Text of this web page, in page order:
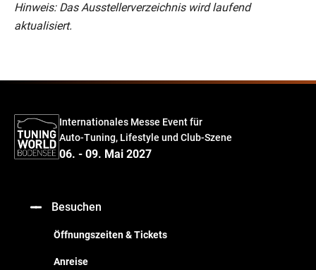
Hinweis: Das Ausstellerverzeichnis wird laufend
aktualisiert.
Internationales Messe Event für
Auto-Tuning, Lifestyle und Club-Szene
06. - 09. Mai 2027
Besuchen
Öffnungszeiten & Tickets
Anreise